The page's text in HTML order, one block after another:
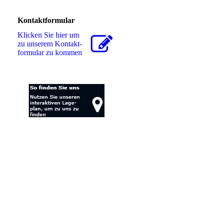
Kontaktformular
Klicken Sie hier um
zu unserem Kon­takt­
for­mu­lar zu kommen